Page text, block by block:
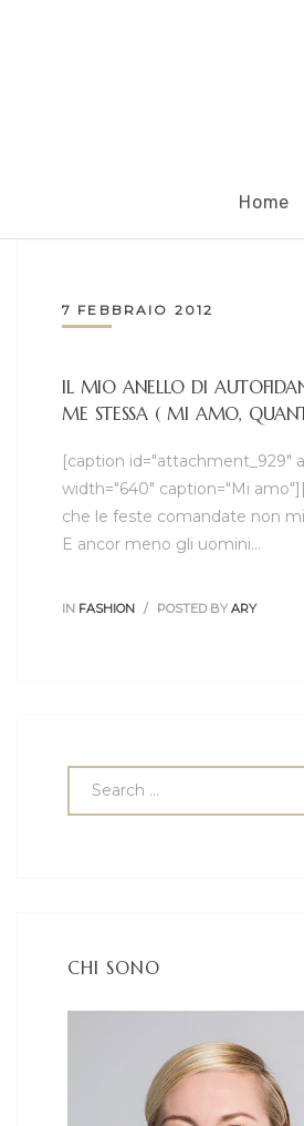
Home
7 FEBBRAIO 2012
IL MIO ANELLO DI
ME STESSA ( MI AMO,
[caption id="attachment_929"
width="640" caption="Mi
che le feste comandate non
E ancor meno gli uomini…
IN FASHION POSTED BY ARY
CHI SONO